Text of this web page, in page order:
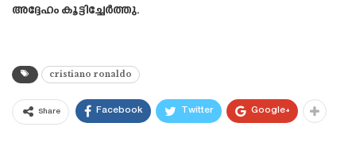
അദ്ദേഹം കൂട്ടിച്ചേർത്തു.
cristiano ronaldo
Share Facebook Twitter Google+